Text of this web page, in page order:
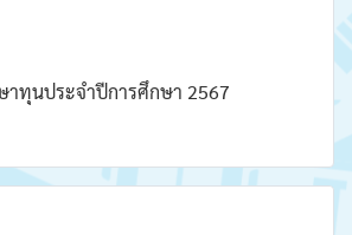
าทุนประจำปีการศึกษา 2567